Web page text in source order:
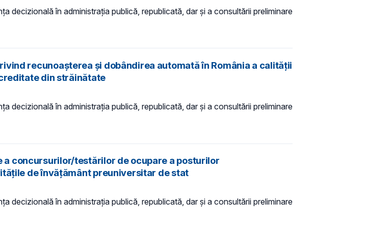
decizională în administraţia publică, republicată, dar și a consultării preliminare
recunoașterea și dobândirea automată în România a calității
din străinătate
decizională în administraţia publică, republicată, dar și a consultării preliminare
a concursurilor/testărilor de ocupare a posturilor
de învățământ preuniversitar de stat
decizională în administraţia publică, republicată, dar și a consultării preliminare